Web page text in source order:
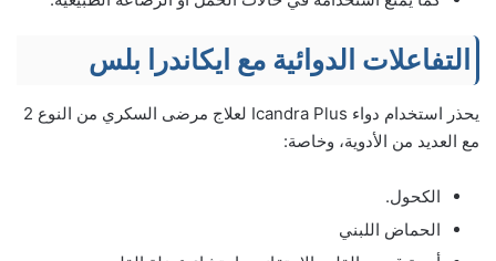
التفاعلات الدوائية مع ايكاندرا بلس
يحذر استخدام دواء Icandra Plus لعلاج مرضى السكري من النوع 2
مع العديد من الأدوية، وخاصة:
الكحول.
الحماض اللبني